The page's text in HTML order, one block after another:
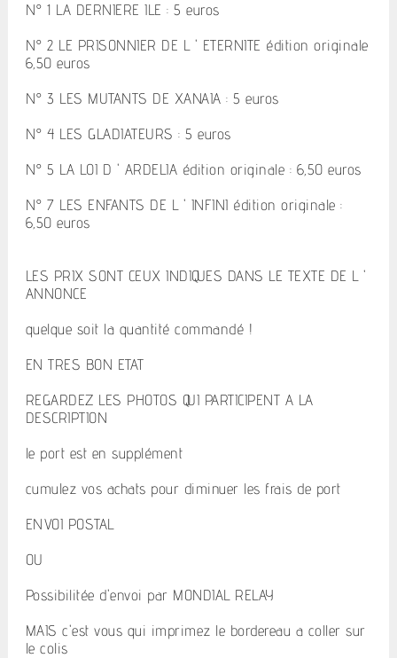
N° 1 LA DERNIERE ILE : 5 euros
N° 2 LE PRISONNIER DE L ' ETERNITE édition originale
6,50 euros
N° 3 LES MUTANTS DE XANAIA : 5 euros
N° 4 LES GLADIATEURS : 5 euros
N° 5 LA LOI D ' ARDELIA édition originale : 6,50 euros
N° 7 LES ENFANTS DE L ' INFINI édition originale :
6,50 euros
LES PRIX SONT CEUX INDIQUES DANS LE TEXTE DE L '
ANNONCE
quelque soit la quantité commandé !
EN TRES BON ETAT
REGARDEZ LES PHOTOS QUI PARTICIPENT A LA
DESCRIPTION
le port est en supplément
cumulez vos achats pour diminuer les frais de port
ENVOI POSTAL
OU
Possibilitée d'envoi par MONDIAL RELAY
MAIS c'est vous qui imprimez le bordereau a coller sur
le colis